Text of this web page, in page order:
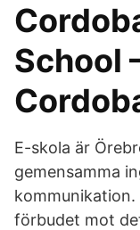
School
E-skola är
gemensamma
förbudet mot